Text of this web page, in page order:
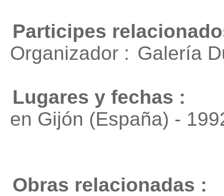
Participes
Organizador : Galería
Lugares y fechas :
en Gijón (España) -
Obras relacionadas :